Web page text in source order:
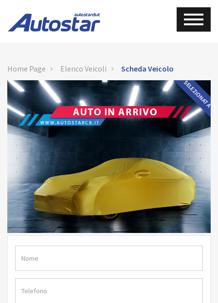
Home Page Elenco Veicoli Scheda Veicolo
SELEZIONATA